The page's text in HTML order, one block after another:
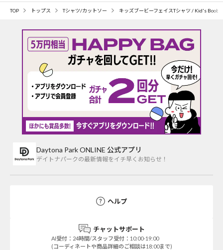
TOP トップス Tシャツ/カットソー キッズブービーフェイスTシャツ / Kid's Booby
Daytona Park ONLINE 公式アプリ
デイトナパークの最新情報をイチ早くお知らせ！
ヘルプ
チャットサポート
AI受付：24時間/スタッフ受付：10:00-19:00
(コーディネートや商品詳細のご相談は18:00まで)